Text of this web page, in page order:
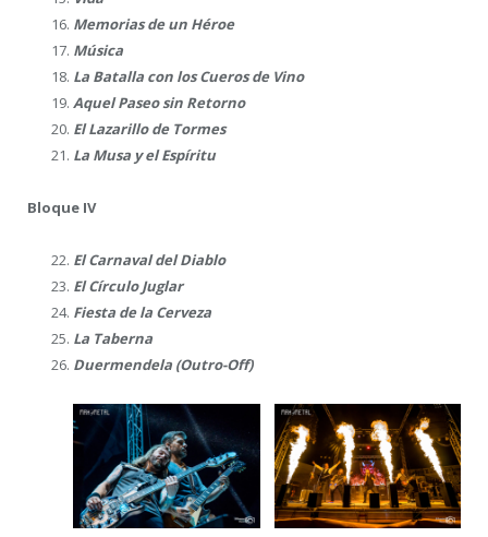
Memorias de un Héroe
Música
La Batalla con los Cueros de Vino
Aquel Paseo sin Retorno
El Lazarillo de Tormes
La Musa y el Espíritu
Bloque IV
El Carnaval del Diablo
El Círculo Juglar
Fiesta de la Cerveza
La Taberna
Duermendela (Outro-Off)